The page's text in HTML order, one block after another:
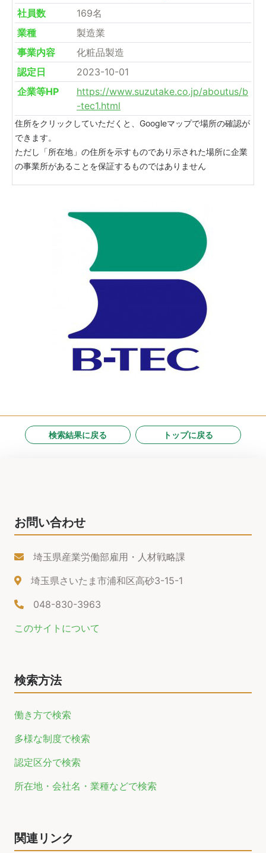
社員数
169名
業種
製造業
事業内容
化粧品製造
認定日
2023-10-01
企業等HP
https://www.suzutake.co.jp/aboutus/b
-tec1.html
住所をクリックしていただくと、Googleマップで場所の確認が
できます。
ただし「所在地」の住所を示すものであり示された場所に企業
の事業所があることを保証するものではありません
検索結果に戻る トップに戻る
お問い合わせ
埼玉県産業労働部雇用・人材戦略課
埼玉県さいたま市浦和区高砂3-15-1
048-830-3963
このサイトについて
検索方法
働き方で検索
多様な制度で検索
認定区分で検索
所在地・会社名・業種などで検索
関連リンク